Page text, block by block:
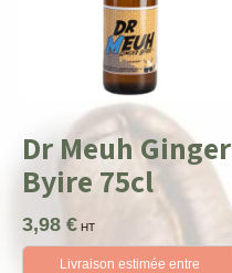
Dr Meuh Ginger
Byire 75cl
3,98 € HT
Livraison estimée entre